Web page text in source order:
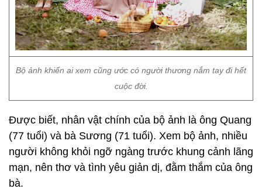
Bộ ảnh khiến ai xem cũng ước có người thương nắm tay đi hết
cuộc đời.
Được biết, nhân vật chính của bộ ảnh là ông Quang
(77 tuổi) và bà Sương (71 tuổi). Xem bộ ảnh, nhiều
người không khỏi ngỡ ngàng trước khung cảnh lãng
mạn, nên thơ và tình yêu giản dị, đằm thắm của ông
bà.